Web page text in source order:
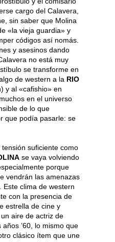
cargo del Calavera,
sin saber que Molina
«la vieja guardia» y
códigos así nomás.
y asesinos dando
no está muy
se transforme en
de western a la RIO
y al «cafishio» en
en el universo
de lo que
que podía pasarle: se
suficiente como
se vaya volviendo
porque
vendrán las amenazas
Este clima de western
con la presencia de
estrella de cine y
aire de actriz de
’60, lo mismo que
clásico ítem que une